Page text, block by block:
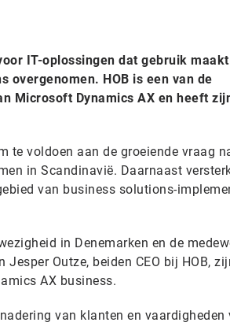
IT-oplossingen dat gebruik
overgenomen. HOB is een van de
Microsoft Dynamics AX en heeft
te voldoen aan de groeiende vraag
in Scandinavië. Daarnaast
van business solutions-
in Denemarken en de
Outze, beiden CEO bij HOB,
AX business.
van klanten en vaardigheden